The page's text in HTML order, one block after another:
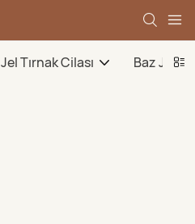
Jel Tırnak Cilası Baz Jel